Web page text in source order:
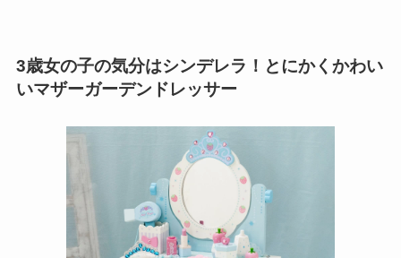
3歳女の子の気分はシンデレラ！とにかくかわい
いマザーガーデンドレッサー